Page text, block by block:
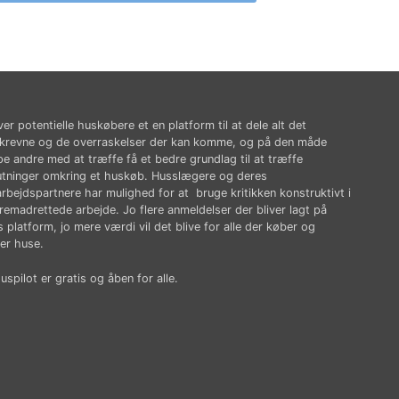
potentielle huskøbere et en platform til at dele alt det
og de overraskelser der kan komme, og på den måde
andre med at træffe få et bedre grundlag til at træffe
omkring et huskøb. Husslægere og deres
har mulighed for at bruge kritikken konstruktivt i
arbejde. Jo flere anmeldelser der bliver lagt på
platform, jo mere værdi vil det blive for alle der køber og
huse.
er gratis og åben for alle.